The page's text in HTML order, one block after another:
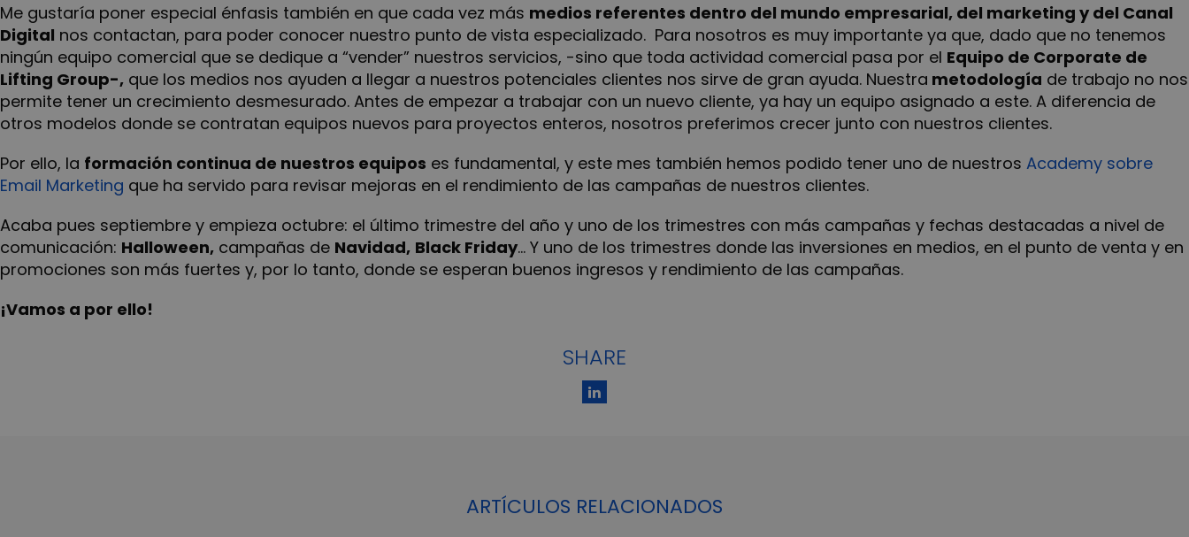
Me gustaría poner especial énfasis también en que cada vez más medios referentes dentro del mundo empresarial, del marketing y del Canal
Digital nos contactan, para poder conocer nuestro punto de vista especializado. Para nosotros es muy importante ya que, dado que no tenemos
ningún equipo comercial que se dedique a “vender” nuestros servicios, -sino que toda actividad comercial pasa por el Equipo de Corporate de
Lifting Group-, que los medios nos ayuden a llegar a nuestros potenciales clientes nos sirve de gran ayuda. Nuestra metodología de trabajo no nos
permite tener un crecimiento desmesurado. Antes de empezar a trabajar con un nuevo cliente, ya hay un equipo asignado a este. A diferencia de
otros modelos donde se contratan equipos nuevos para proyectos enteros, nosotros preferimos crecer junto con nuestros clientes.
Por ello, la formación continua de nuestros equipos es fundamental, y este mes también hemos podido tener uno de nuestros Academy sobre
Email Marketing que ha servido para revisar mejoras en el rendimiento de las campañas de nuestros clientes.
Acaba pues septiembre y empieza octubre: el último trimestre del año y uno de los trimestres con más campañas y fechas destacadas a nivel de
comunicación: Halloween, campañas de Navidad, Black Friday… Y uno de los trimestres donde las inversiones en medios, en el punto de venta y en
promociones son más fuertes y, por lo tanto, donde se esperan buenos ingresos y rendimiento de las campañas.
¡Vamos a por ello!
SHARE
ARTÍCULOS RELACIONADOS